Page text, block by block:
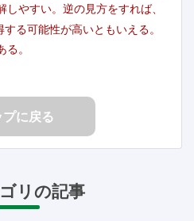
やすい。逆の見方をすれば、
る可能性が高いともいえる。
。
プに戻る
リの記事